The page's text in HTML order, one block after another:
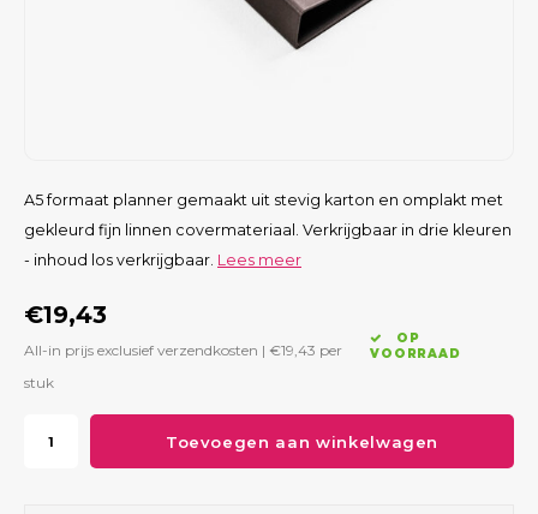
A5 formaat planner gemaakt uit stevig karton en omplakt met
gekleurd fijn linnen covermateriaal. Verkrijgbaar in drie kleuren
- inhoud los verkrijgbaar. Lees meer
€19,43
All-in prijs exclusief verzendkosten | €19,43 per
stuk
OP
VOORRAAD
Toevoegen aan winkelwagen